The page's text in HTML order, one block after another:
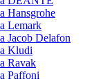
Hansgrohe
Lemark
Jacob Delafon
Kludi
Ravak
Paffoni